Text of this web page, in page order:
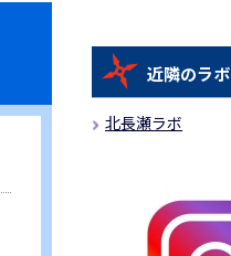
近隣のラボ
北長瀬ラボ